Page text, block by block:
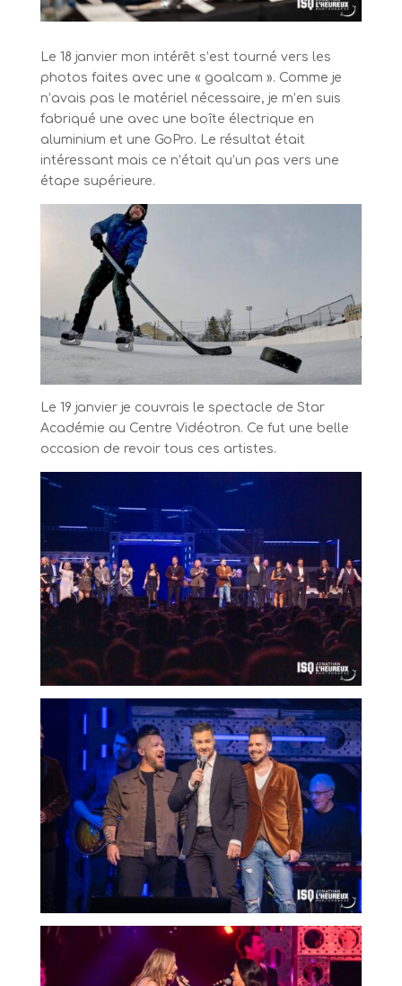
Le 18 janvier mon intérêt s’est tourné vers les
photos faites avec une « goalcam ». Comme je
n’avais pas le matériel nécessaire, je m’en suis
fabriqué une avec une boîte électrique en
aluminium et une GoPro. Le résultat était
intéressant mais ce n’était qu’un pas vers une
étape supérieure.
Le 19 janvier je couvrais le spectacle de Star
Académie au Centre Vidéotron. Ce fut une belle
occasion de revoir tous ces artistes.